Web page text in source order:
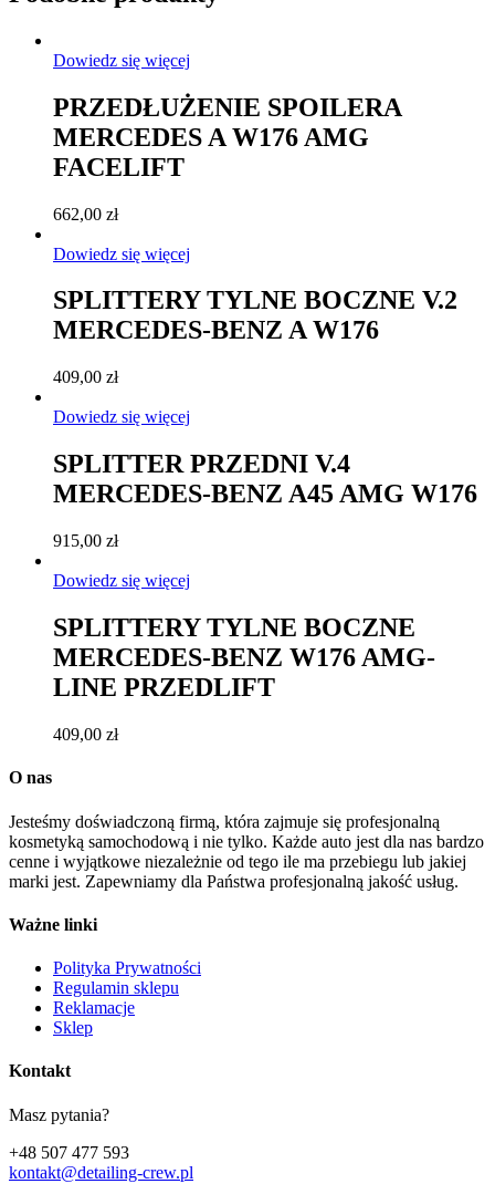
Dowiedz się więcej
PRZEDŁUŻENIE SPOILERA
MERCEDES A W176 AMG
FACELIFT
662,00 zł
Dowiedz się więcej
SPLITTERY TYLNE BOCZNE V.2
MERCEDES-BENZ A W176
409,00 zł
Dowiedz się więcej
SPLITTER PRZEDNI V.4
MERCEDES-BENZ A45 AMG W176
915,00 zł
Dowiedz się więcej
SPLITTERY TYLNE BOCZNE
MERCEDES-BENZ W176 AMG-
LINE PRZEDLIFT
409,00 zł
O nas
Jesteśmy doświadczoną firmą, która zajmuje się profesjonalną
kosmetyką samochodową i nie tylko. Każde auto jest dla nas bardzo
cenne i wyjątkowe niezależnie od tego ile ma przebiegu lub jakiej
marki jest. Zapewniamy dla Państwa profesjonalną jakość usług.
Ważne linki
Polityka Prywatności
Regulamin sklepu
Reklamacje
Sklep
Kontakt
Masz pytania?
+48 507 477 593
kontakt@detailing-crew.pl